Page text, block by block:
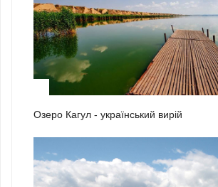
Озеро Кагул - український вирій